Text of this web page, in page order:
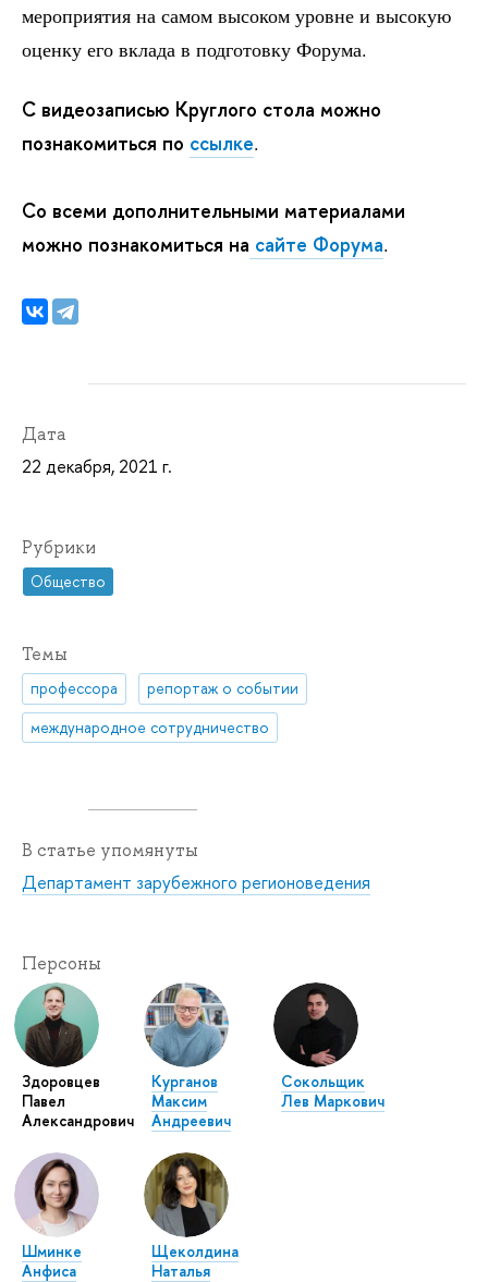
мероприятия на самом высоком уровне и высокую
оценку его вклада в подготовку Форума.
С видеозаписью Круглого стола можно
познакомиться по ссылке.
Со всеми дополнительными материалами
можно познакомиться на сайте Форума.
Дата
22 декабря, 2021 г.
Рубрики
Общество
Темы
профессора
репортаж о событии
международное сотрудничество
В статье упомянуты
Департамент зарубежного регионоведения
Персоны
Здоровцев
Павел
Александрович
Курганов
Максим
Андреевич
Сокольщик
Лев Маркович
Шминке
Анфиса
Щеколдина
Наталья